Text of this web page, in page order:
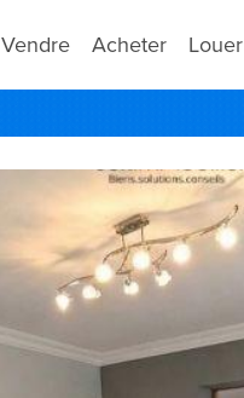
Vendre Acheter Louer